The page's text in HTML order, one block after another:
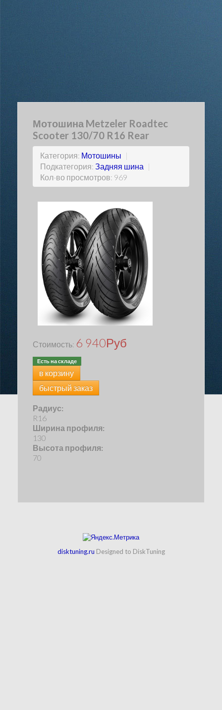
Мотошина Metzeler Roadtec
Scooter 130/70 R16 Rear
Категория: Мотошины |
Подкатегория: Задняя шина |
Кол-во просмотров: 969
Стоимость: 6 940Руб
Есть на складе
в корзину
быстрый заказ
Радиус:
R16
Ширина профиля:
130
Высота профиля:
70
disktuning.ru Designed to DiskTuning